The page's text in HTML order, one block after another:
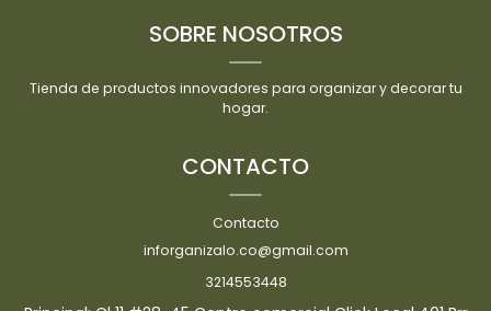
SOBRE NOSOTROS
Tienda de productos innovadores para organizar y decorar tu
hogar.
CONTACTO
Contacto
inforganizalo.co@gmail.com
3214553448